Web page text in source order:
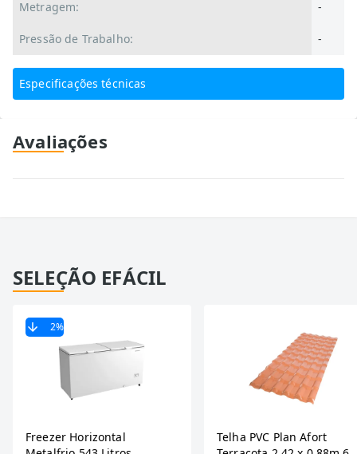
Metragem: -
Pressão de Trabalho: -
Especificações técnicas
Avaliações
SELEÇÃO EFÁCIL
2%
Freezer Horizontal
Telha PVC Plan Afort